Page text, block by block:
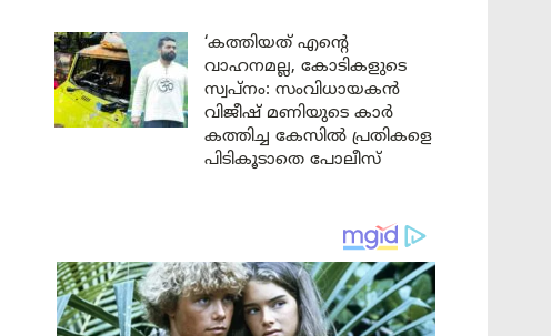
‘കത്തിയത് എന്റെ
വാഹനമല്ല, കോടികളുടെ
സ്വപ്നം: സംവിധായകൻ
വിജീഷ് മണിയുടെ കാർ
കത്തിച്ച കേസിൽ പ്രതികളെ
പിടികൂടാതെ പോലീസ്